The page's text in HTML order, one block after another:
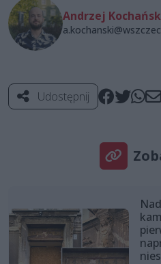
Andrzej
Udostępnij